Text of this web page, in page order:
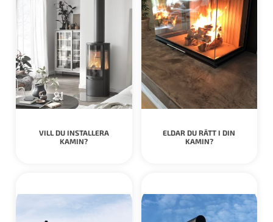
VILL DU INSTALLERA
KAMIN?
ELDAR DU RÄTT I DIN
KAMIN?